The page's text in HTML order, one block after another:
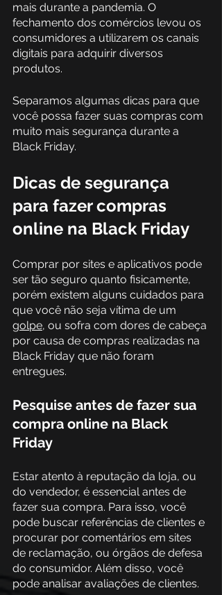
mais durante a pandemia. O
fechamento dos comércios levou os
consumidores a utilizarem os canais
digitais para adquirir diversos
produtos.
Separamos algumas dicas para que
você possa fazer suas compras com
muito mais segurança durante a
Black Friday.
Dicas de segurança
para fazer compras
online na Black Friday
Comprar por sites e aplicativos pode
ser tão seguro quanto fisicamente,
porém existem alguns cuidados para
que você não seja vítima de um
golpe, ou sofra com dores de cabeça
por causa de compras realizadas na
Black Friday que não foram
entregues.
Pesquise antes de fazer sua
compra online na Black
Friday
Estar atento à reputação da loja, ou
do vendedor, é essencial antes de
fazer sua compra. Para isso, você
pode buscar referências de clientes e
procurar por comentários em sites
de reclamação, ou órgãos de defesa
do consumidor. Além disso, você
pode analisar avaliações de clientes.